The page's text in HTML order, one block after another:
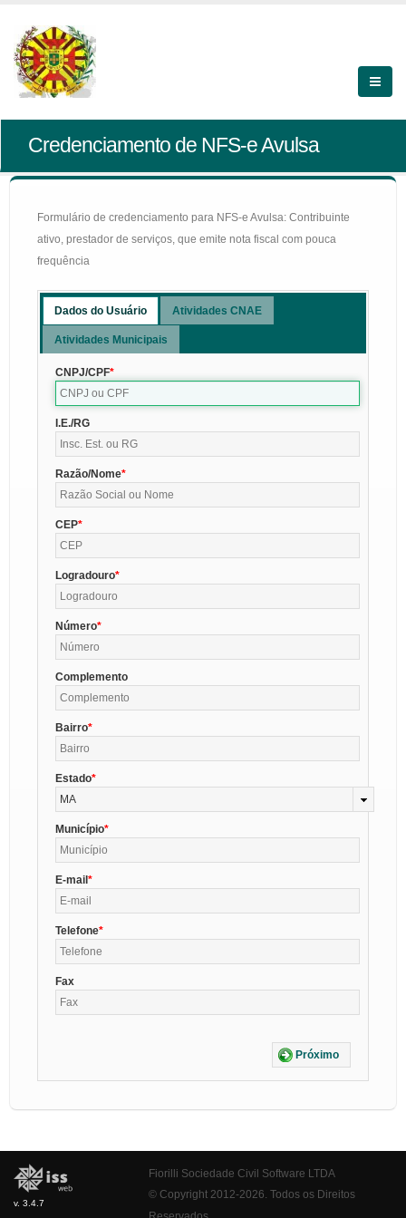
Credenciamento de NFS-e Avulsa
Formulário de credenciamento para NFS-e Avulsa: Contribuinte
ativo, prestador de serviços, que emite nota fiscal com pouca
frequência
Dados do Usuário Atividades CNAE
Atividades Municipais
CNPJ/CPF
I.E./RG
Razão/Nome
CEP
Logradouro
Número
Complemento
Bairro
Estado
MA
Município
E-mail
Telefone
Fax
Próximo
v. 3.4.7
Fiorilli Sociedade Civil Software LTDA
© Copyright 2012-2026. Todos os Direitos